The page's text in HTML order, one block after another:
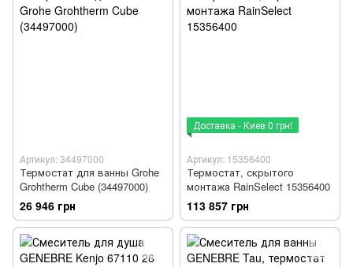
Артикул: 34497000
Термостат для ванны Grohe
Grohtherm Cube (34497000)
26 946 грн
Доставка - Киев 0 грн!
Артикул: 15356400
Термостат, скрытого
монтажа RainSelect 15356400
113 857 грн